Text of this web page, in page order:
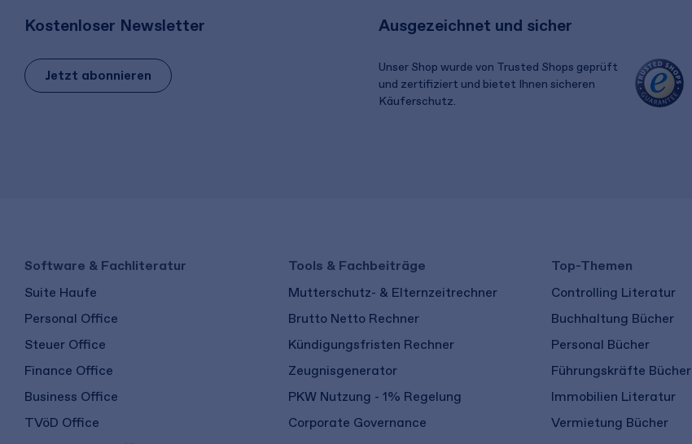
Kostenloser Newsletter
Jetzt abonnieren
Ausgezeichnet und sicher
Unser Shop wurde von Trusted Shops geprüft
und zertifiziert und bietet Ihnen sicheren
Käuferschutz.
Software & Fachliteratur
Suite Haufe
Personal Office
Steuer Office
Finance Office
Business Office
TVöD Office
Tools & Fachbeiträge
Mutterschutz- & Elternzeitrechner
Brutto Netto Rechner
Kündigungsfristen Rechner
Zeugnisgenerator
PKW Nutzung - 1% Regelung
Corporate Governance
Top-Themen
Controlling Literatur
Buchhaltung Bücher
Personal Bücher
Führungskräfte Bücher
Immobilien Literatur
Vermietung Bücher